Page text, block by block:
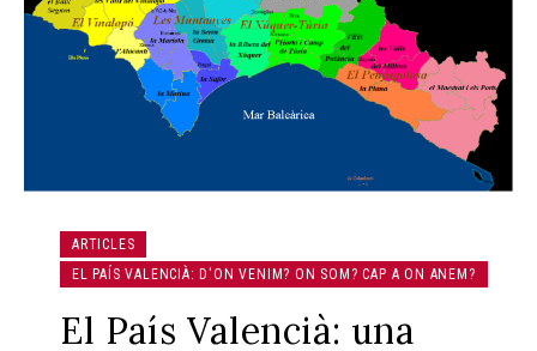
ARTICLES
EL PAÍS VALENCIÀ: D'ON VENIM? ON SOM? CAP A ON ANEM?
El País Valencià: una